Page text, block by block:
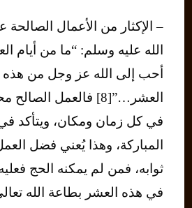
– الإكثار من الأعمال
الله عليه وسلم: “ما من أيام
أحب إلى الله عز وجل من هذه
العشر…”[8] فالعمل
في كل زمان ومكان، ويتأكد في
المباركة، وهذا يُعني فضل
ثوابه، فمن لم يمكنه الحج
في هذه العشر بطاعة الله